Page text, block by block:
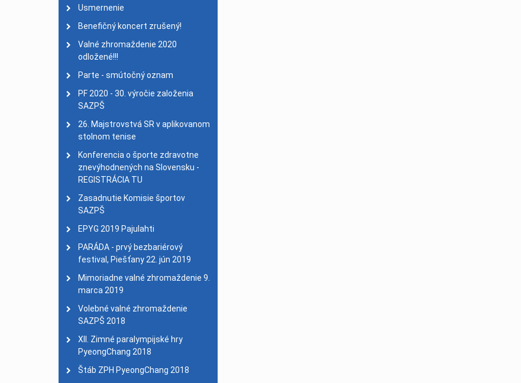
XII. ZPH - PyeongChang 2018: získali sme 11 medailí
Nadácia Slovenského olympijského výboru spustila nový grantový program UKÁŽ SA!
Školenie rozhodcov v AST
25. výročie založenia SAZPŠ
Výsledky MSR v kolkoch
Dvojnásobný majster sveta
28. celoslovenský turistický zraz SAZPŠ
Usmernenie
Benefičný koncert zrušený!
Valné zhromaždenie 2020
odložené!!!
Parte - smútočný oznam
PF 2020 - 30. výročie založenia
SAZPŠ
26. Majstrovstvá SR v aplikovanom
stolnom tenise
Konferencia o športe zdravotne
znevýhodnených na Slovensku -
REGISTRÁCIA TU
Zasadnutie Komisie športov
SAZPŠ
EPYG 2019 Pajulahti
PARÁDA - prvý bezbariérový
festival, Piešťany 22. jún 2019
Mimoriadne valné zhromaždenie 9.
marca 2019
Volebné valné zhromaždenie
SAZPŠ 2018
XII. Zimné paralympijské hry
PyeongChang 2018
Štáb ZPH PyeongChang 2018